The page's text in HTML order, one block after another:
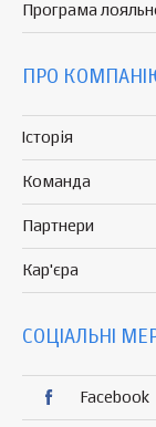
Програма
ПРО
Історія
Команда
Партнери
Кар'єра
СОЦІАЛЬНІ
Facebook